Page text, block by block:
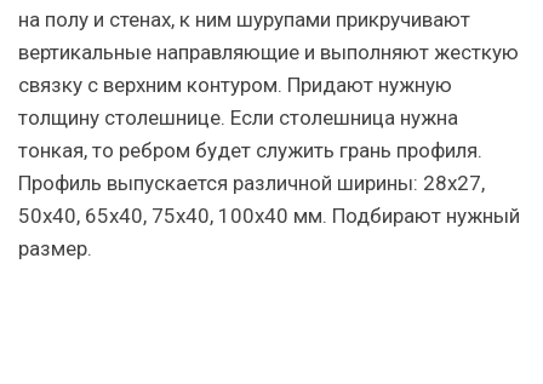
на полу и стенах, к ним шурупами прикручивают
вертикальные направляющие и выполняют жесткую
связку с верхним контуром. Придают нужную
толщину столешнице. Если столешница нужна
тонкая, то ребром будет служить грань профиля.
Профиль выпускается различной ширины: 28х27,
50х40, 65х40, 75х40, 100х40 мм. Подбирают нужный
размер.